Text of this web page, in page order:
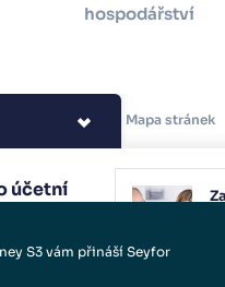
hospodářství
a.
Mapa stránek
S3 vám přináší Seyfor
účetní